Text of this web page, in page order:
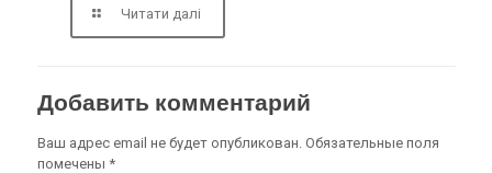
Читати далі
Добавить комментарий
Ваш адрес email не будет опубликован. Обязательные поля
помечены *